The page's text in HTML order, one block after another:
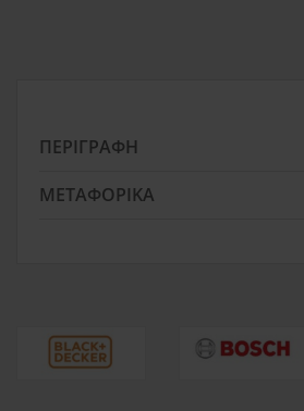
ΠΕΡΙΓΡΑΦΉ
ΜΕΤΑΦΟΡΙΚΆ